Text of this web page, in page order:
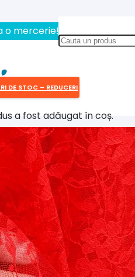
o mercerie!!
DE STOC – REDUCERI
a fost adăugat în coș.